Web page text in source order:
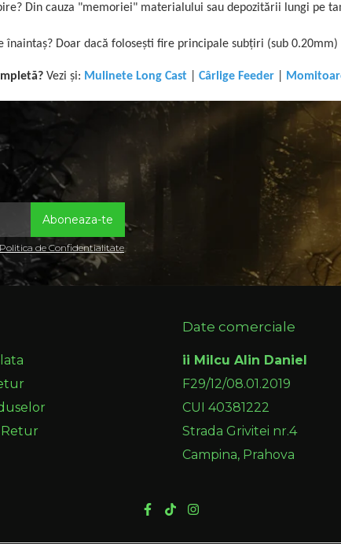
Din cauza "memoriei" materialului sau depozitării lungi pe
înaintaș? Doar dacă folosești fire principale subțiri (sub
Vezi și: Mulinete Long Cast Cârlige Feeder
Politica de Confidentialitate
Date comerciale
ii Milcu Alin Daniel
F29/12/08.01.2019
CUI 40381222
Strada Grivitei nr.4
Campina, Prahova